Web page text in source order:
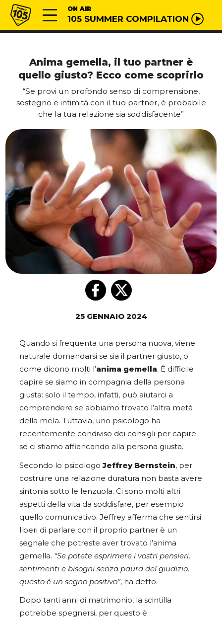
Vai al contenuto
Radio 105 ON AIR
105 SUMMER COMPILATION
Anima gemella, il tuo partner è
quello giusto? Ecco come scoprirlo
“Se provi un profondo senso di comprensione,
sostegno e intimità con il tuo partner, è probabile
che la tua relazione sia soddisfacente”
25 GENNAIO 2024
Quando si frequenta una persona nuova, viene
naturale domandarsi se sia il partner giusto, o
come dicono molti l’anima gemella. È difficile
capire se siamo in compagnia della persona
giusta: solo il tempo, infatti, può aiutarci a
comprendere se abbiamo trovato l’altra metà
della mela. Tuttavia, uno psicologo ha
recentemente condiviso dei consigli per capire
se ci stiamo affiancando alla persona giusta.
Secondo lo psicologoJeffrey Bernstein, per
costruire una relazione duratura non basta avere
sintonia sotto le lenzuola. Ci sono molti altri
aspetti della vita da soddisfare, per esempio
quello comunicativo. Jeffrey afferma che sentirsi
liberi di parlare con il proprio partner è un
segnale che potreste aver trovato l’anima
gemella. “Se potete esprimere i vostri pensieri,
sentimenti e bisogni senza paura del giudizio,
questo è un segno positivo”, ha detto.
Dopo tanti anni di matrimonio, la scintilla
potrebbe spegnersi, per questo è